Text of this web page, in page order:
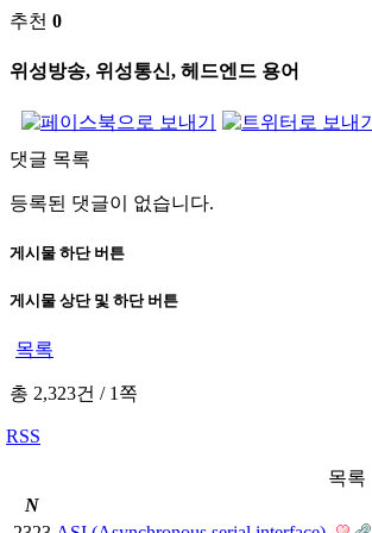
추천 0
위성방송, 위성통신, 헤드엔드 용어
댓글 목록
등록된 댓글이 없습니다.
게시물 하단 버튼
게시물 상단 및 하단 버튼
목록
총 2,323건 /1쪽
RSS
목록
N